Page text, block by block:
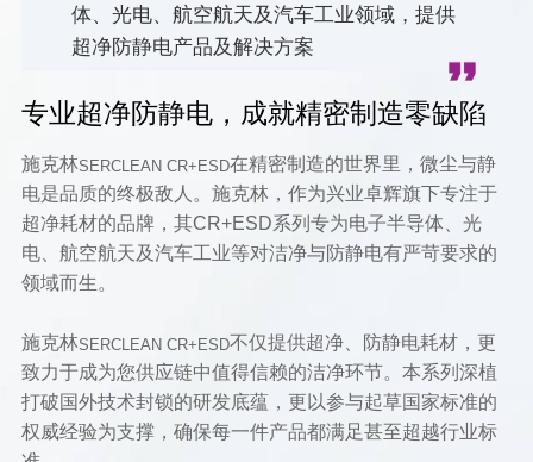
体、光电、航空航天及汽车工业领域，提供
超净防静电产品及解决方案
专业超净防静电，成就精密制造零缺陷
施克林SERCLEAN CR+ESD在精密制造的世界里，微尘与静
电是品质的终极敌人。施克林，作为兴业卓辉旗下专注于
超净耗材的品牌，其CR+ESD系列专为电子半导体、光
电、航空航天及汽车工业等对洁净与防静电有严苛要求的
领域而生。
施克林SERCLEAN CR+ESD不仅提供超净、防静电耗材，更
致力于成为您供应链中值得信赖的洁净环节。本系列深植
打破国外技术封锁的研发底蕴，更以参与起草国家标准的
权威经验为支撑，确保每一件产品都满足甚至超越行业标